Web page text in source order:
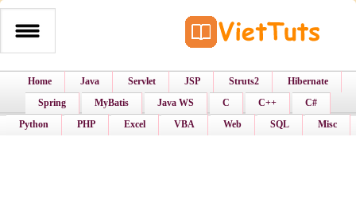
Home Java Servlet JSP Struts2
Hibernate
Spring
MyBatis Java WS C C++
C#
Python
PHP Excel VBA Web SQL Misc